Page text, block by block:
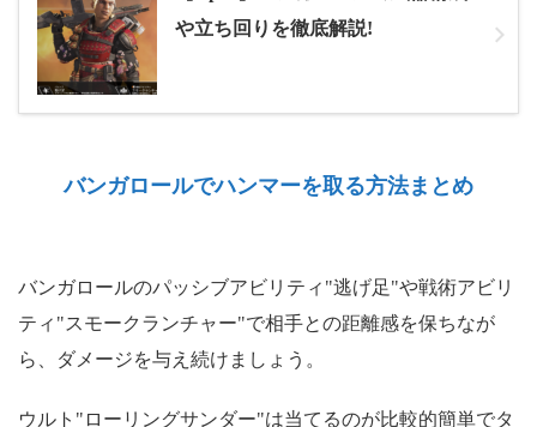
や立ち回りを徹底解説!
バンガロールでハンマーを取る方法まとめ
バンガロールのパッシブアビリティ"逃げ足"や戦術アビリ
ティ"スモークランチャー"で相手との距離感を保ちなが
ら、ダメージを与え続けましょう。
ウルト"ローリングサンダー"は当てるのが比較的簡単でタ